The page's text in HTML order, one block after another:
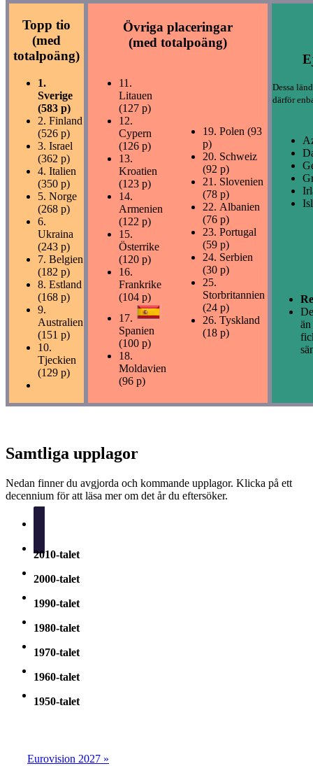
Topp tio
(med
totalpoäng)
1.
Sverige
(583 p)
2. Finland
(526 p)
3. Israel
(362 p)
4. Italien
(350 p)
5. Norge
(268 p)
6.
Ukraina
(243 p)
7. Belgien
(182 p)
8. Estland
(168 p)
9.
Australien
(151 p)
10.
Tjeckien
(129 p)
Övriga placeringar
(med totalpoäng)
11.
Litauen
(127 p)
12.
Cypern
(126 p)
13.
Kroatien
(123 p)
14.
Armenien
(122 p)
15.
Österrike
(120 p)
16.
Frankrike
(104 p)
17.
Spanien
(100 p)
18.
Moldavien
(96 p)
19. Polen (93
p)
20. Schweiz
(92 p)
21. Slovenien
(78 p)
22. Albanien
(76 p)
23. Portugal
(59 p)
24. Serbien
(30 p)
25.
Storbritannien
(24 p)
26. Tyskland
(18 p)
Dessa
därför
Samtliga upplagor
Nedan finner du avgjorda och kommande upplagor. Klicka på ett
decennium för att läsa mer om det år du eftersöker.
2010-talet
2000-talet
1990-talet
1980-talet
1970-talet
1960-talet
1950-talet
Eurovision 2027 »